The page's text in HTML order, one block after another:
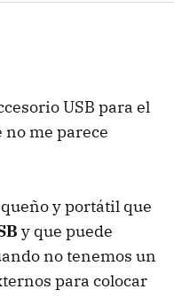
USB para el
me parece
y portátil que
y que puede
no tenemos un
para colocar